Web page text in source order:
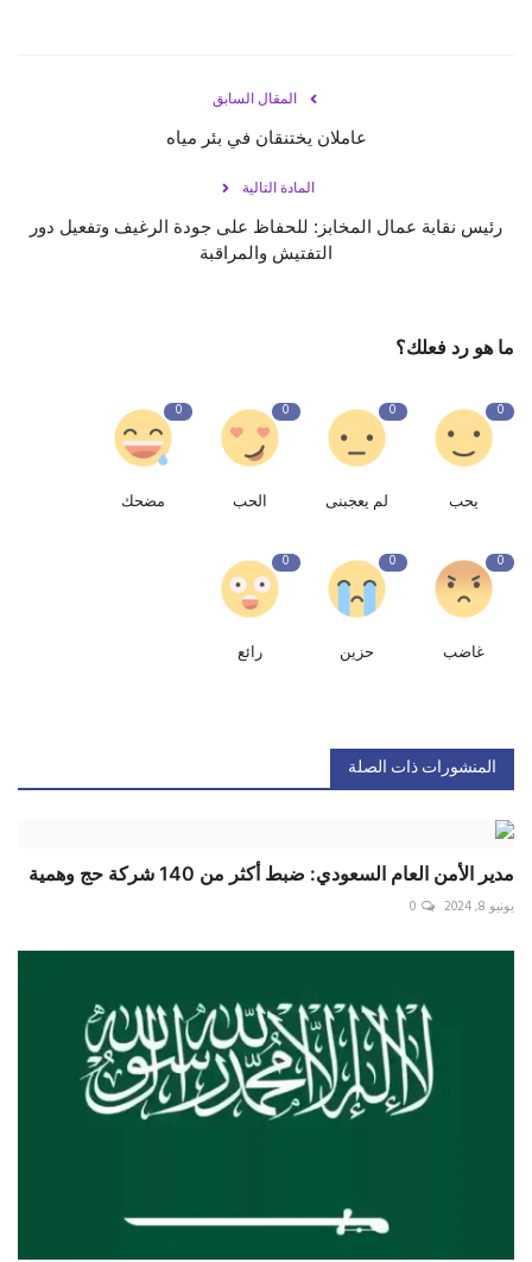
المقال السابق
عاملان يختنقان في بئر مياه
المادة التالية
رئيس نقابة عمال المخابز: للحفاظ على جودة الرغيف وتفعيل دور
التفتيش والمراقبة
ما هو رد فعلك؟
0
يحب
0
لم يعجبنى
0
الحب
0
مضحك
0
غاضب
0
حزين
0
رائع
المنشورات ذات الصلة
مدير الأمن العام السعودي: ضبط أكثر من 140 شركة حج وهمية
يونيو 8, 2024 0